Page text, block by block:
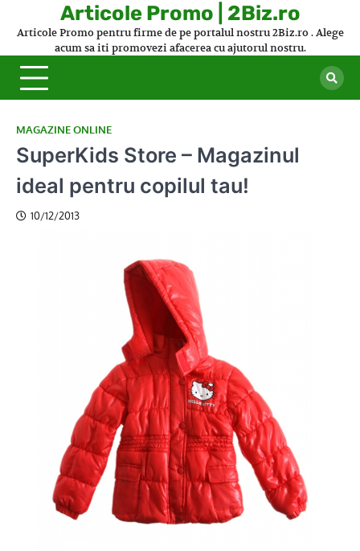
Articole Promo | 2Biz.ro
Articole Promo pentru firme de pe portalul nostru 2Biz.ro . Alege
acum sa iti promovezi afacerea cu ajutorul nostru.
MAGAZINE ONLINE
SuperKids Store – Magazinul
ideal pentru copilul tau!
10/12/2013